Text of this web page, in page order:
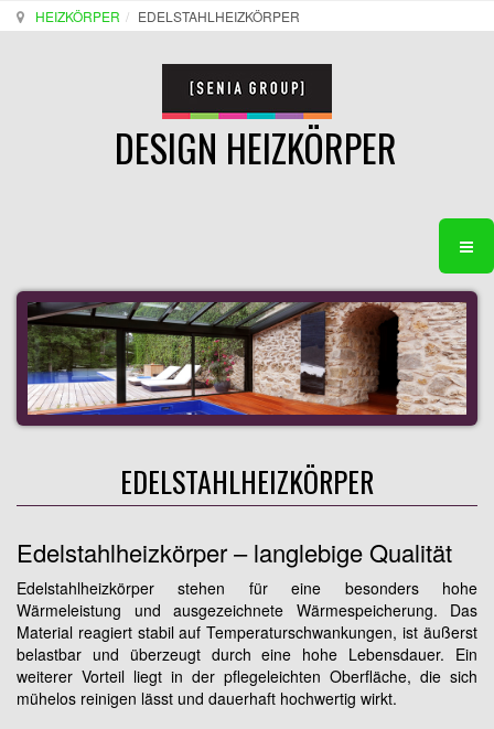
HEIZKÖRPER EDELSTAHLHEIZKÖRPER
DESIGN HEIZKÖRPER
EDELSTAHLHEIZKÖRPER
Edelstahlheizkörper – langlebige Qualität
Edelstahlheizkörper stehen für eine besonders hohe
Wärmeleistung und ausgezeichnete Wärmespeicherung. Das
Material reagiert stabil auf Temperaturschwankungen, ist äußerst
belastbar und überzeugt durch eine hohe Lebensdauer. Ein
weiterer Vorteil liegt in der pflegeleichten Oberfläche, die sich
mühelos reinigen lässt und dauerhaft hochwertig wirkt.